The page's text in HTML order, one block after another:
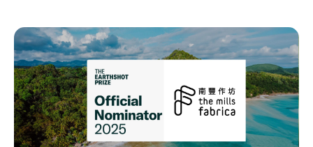
總部
階段
Funding
重要里程碑